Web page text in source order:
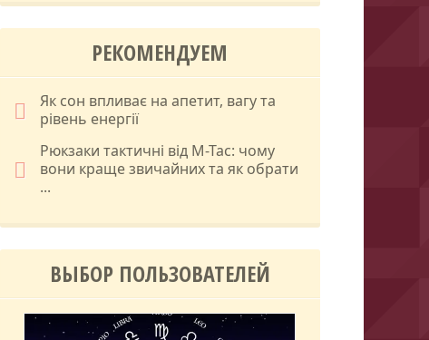
РЕКОМЕНДУЕМ
Як сон впливає на апетит, вагу та
рівень енергії
Рюкзаки тактичні від M-Tac: чому
вони краще звичайних та як обрати
...
ВЫБОР ПОЛЬЗОВАТЕЛЕЙ